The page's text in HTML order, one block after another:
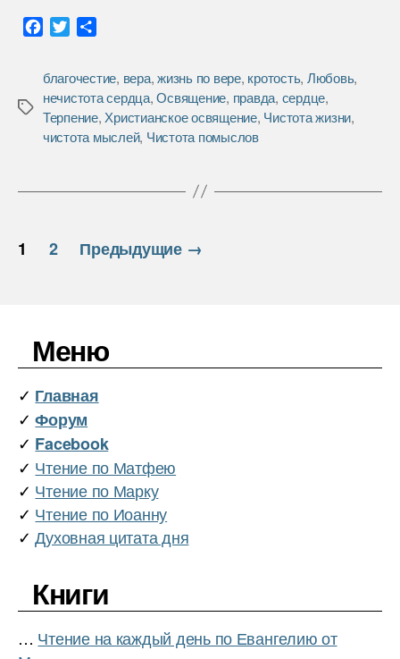
F
e
b
o
o
T
t
t
e
r
р
а
в
и
Метки
благочестие, вера,жизнь по вере, кротость, Любовь,
нечистота сердца,Освящение, правда, сердце,
Терпение, Христианское освящение, Чистота жизни,
чистота мыслей, Чистота помыслов
Пагинация
1 2 Предыдущие →
Меню
✓ Главная
✓Форум
✓ Facebook
✓ Чтение по Матфею
✓ Чтение по Марку
✓ Чтение по Иоанну
✓Духовная цитата дня
Книги
… Чтение на каждый день по Евангелию от